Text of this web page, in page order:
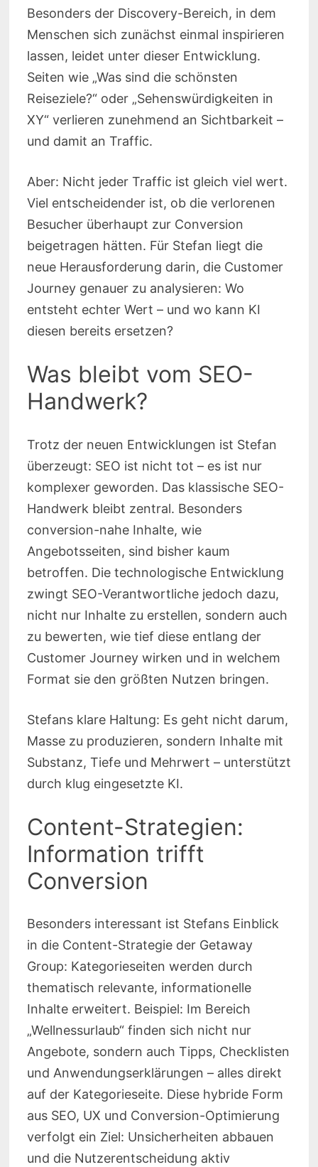
Besonders der Discovery-Bereich, in dem
Menschen sich zunächst einmal inspirieren
lassen, leidet unter dieser Entwicklung.
Seiten wie „Was sind die schönsten
Reiseziele?“ oder „Sehenswürdigkeiten in
XY“ verlieren zunehmend an Sichtbarkeit –
und damit an Traffic.
Aber: Nicht jeder Traffic ist gleich viel wert.
Viel entscheidender ist, ob die verlorenen
Besucher überhaupt zur Conversion
beigetragen hätten. Für Stefan liegt die
neue Herausforderung darin, die Customer
Journey genauer zu analysieren: Wo
entsteht echter Wert – und wo kann KI
diesen bereits ersetzen?
Was bleibt vom SEO-
Handwerk?
Trotz der neuen Entwicklungen ist Stefan
überzeugt: SEO ist nicht tot – es ist nur
komplexer geworden. Das klassische SEO-
Handwerk bleibt zentral. Besonders
conversion-nahe Inhalte, wie
Angebotsseiten, sind bisher kaum
betroffen. Die technologische Entwicklung
zwingt SEO-Verantwortliche jedoch dazu,
nicht nur Inhalte zu erstellen, sondern auch
zu bewerten, wie tief diese entlang der
Customer Journey wirken und in welchem
Format sie den größten Nutzen bringen.
Stefans klare Haltung: Es geht nicht darum,
Masse zu produzieren, sondern Inhalte mit
Substanz, Tiefe und Mehrwert – unterstützt
durch klug eingesetzte KI.
Content-Strategien:
Information trifft
Conversion
Besonders interessant ist Stefans Einblick
in die Content-Strategie der Getaway
Group: Kategorieseiten werden durch
thematisch relevante, informationelle
Inhalte erweitert. Beispiel: Im Bereich
„Wellnessurlaub“ finden sich nicht nur
Angebote, sondern auch Tipps, Checklisten
und Anwendungserklärungen – alles direkt
auf der Kategorieseite. Diese hybride Form
aus SEO, UX und Conversion-Optimierung
verfolgt ein Ziel: Unsicherheiten abbauen
und die Nutzerentscheidung aktiv